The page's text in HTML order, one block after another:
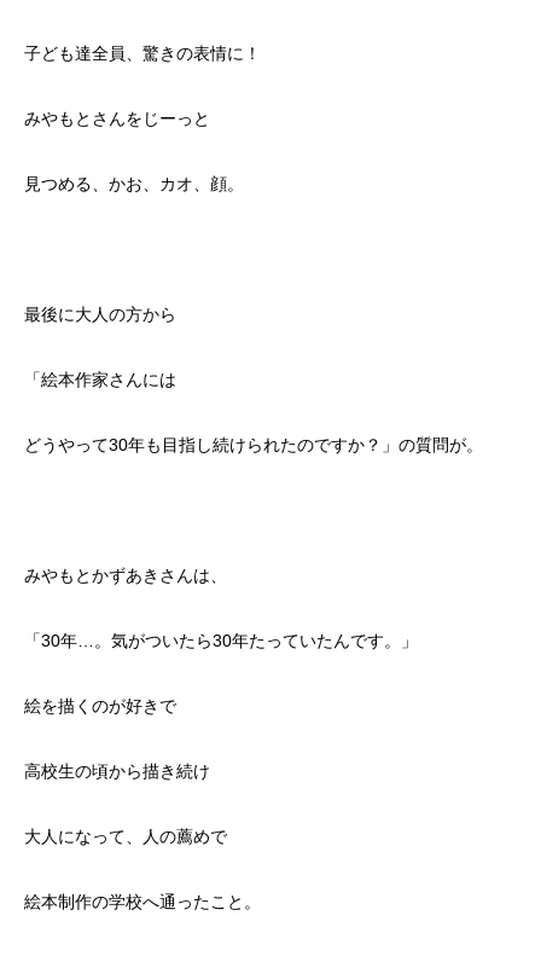
子ども達全員、驚きの表情に！
みやもとさんをじーっと
見つめる、かお、カオ、顔。
最後に大人の方から
「絵本作家さんには
どうやって30年も目指し続けられたのですか？」の質問が。
みやもとかずあきさんは、
「30年…。気がついたら30年たっていたんです。」
絵を描くのが好きで
高校生の頃から描き続け
大人になって、人の薦めで
絵本制作の学校へ通ったこと。